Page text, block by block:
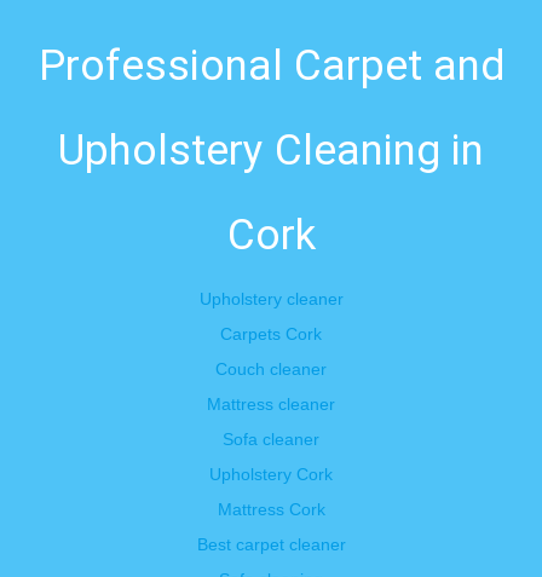
Professional Carpet and
Upholstery Cleaning in
Cork
Upholstery cleaner
Carpets Cork
Couch cleaner
Mattress cleaner
Sofa cleaner
Upholstery Cork
Mattress Cork
Best carpet cleaner